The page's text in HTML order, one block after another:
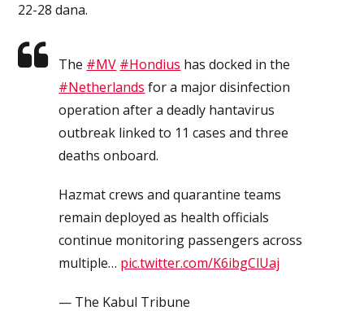
22-28 dana.
The #MV #Hondius has docked in the
#Netherlands for a major disinfection
operation after a deadly hantavirus
outbreak linked to 11 cases and three
deaths onboard.
Hazmat crews and quarantine teams
remain deployed as health officials
continue monitoring passengers across
multiple… pic.twitter.com/K6ibgClUaj
— The Kabul Tribune